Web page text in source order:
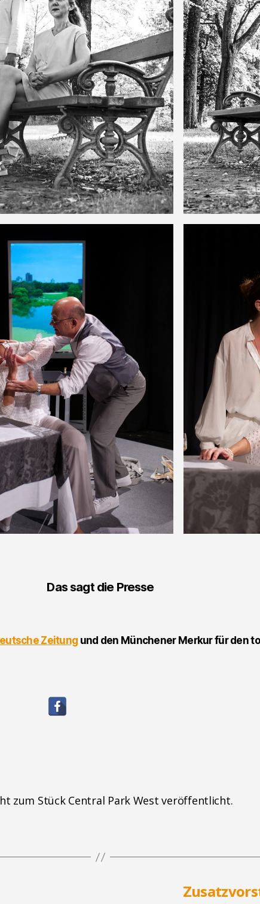
Das sagt die Presse
Zeitung und den Münchener Merkur für den
zum Stück Central Park West veröffentlicht.